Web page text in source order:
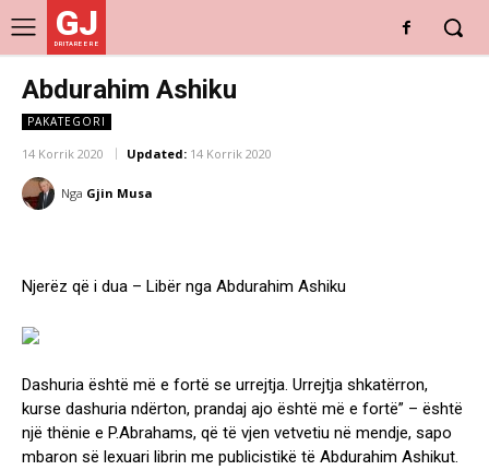
GJ
DRITARE E RE
Abdurahim Ashiku
PAKATEGORI
14 Korrik 2020 Updated: 14 Korrik 2020
Nga Gjin Musa
Njerëz që i dua – Libër nga Abdurahim Ashiku
Dashuria është më e fortë se urrejtja. Urrejtja shkatërron,
kurse dashuria ndërton, prandaj ajo është më e fortë” – është
një thënie e P.Abrahams, që të vjen vetvetiu në mendje, sapo
mbaron së lexuari librin me publicistikë të Abdurahim Ashikut.